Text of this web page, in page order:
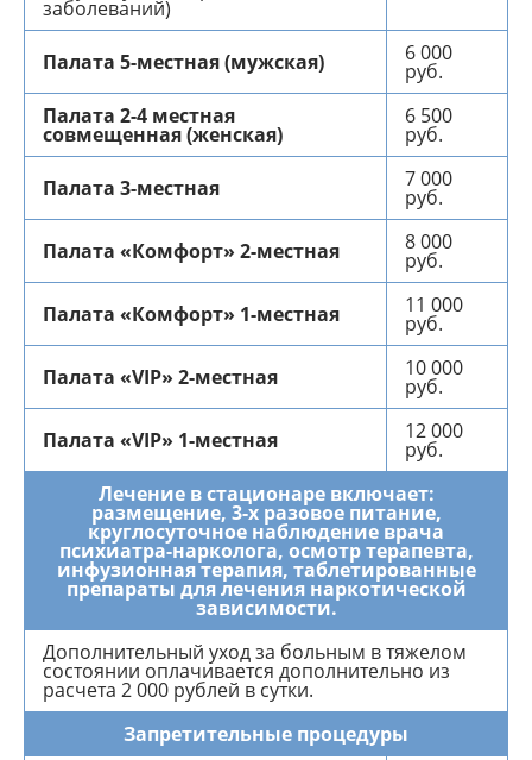
заболеваний)
Палата 5-местная (мужская) 6 000
руб.
Палата 2-4 местная
совмещенная (женская)
6 500
руб.
Палата 3-местная 7 000
руб.
Палата «Комфорт» 2-местная 8 000
руб.
Палата «Комфорт» 1-местная 11 000
руб.
Палата «VIP» 2-местная 10 000
руб.
Палата «VIP» 1-местная 12 000
руб.
Лечение в стационаре включает:
размещение, 3-х разовое питание,
круглосуточное наблюдение врача
психиатра-нарколога, осмотр терапевта,
инфузионная терапия, таблетированные
препараты для лечения наркотической
зависимости.
Дополнительный уход за больным в тяжелом
состоянии оплачивается дополнительно из
расчета 2 000 рублей в сутки.
Запретительные процедуры